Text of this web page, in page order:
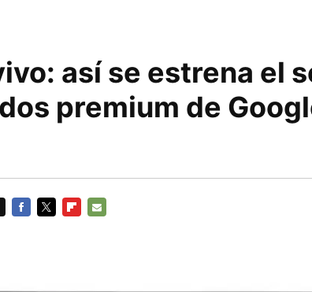
así se estrena el
premium de